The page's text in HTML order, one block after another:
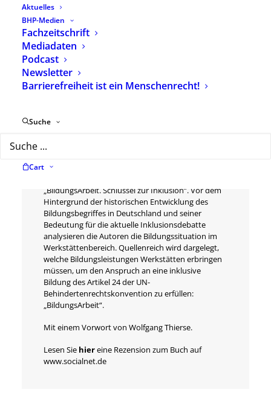
Aktuelles
BHP-Medien
Fachzeitschrift
Mediadaten
Podcast
Newsletter
Barrierefreiheit ist ein Menschenrecht!
Suche
Cart
Beschreibung
behinderte Menschen (WfbM). Sie dienen als
diese Aufgabe erfüllen und die sozialpolitischen
„BildungsArbeit. Schlüssel zur Inklusion“. Vor dem
Hintergrund der historischen Entwicklung des
Bildungsbegriffes in Deutschland und seiner
Bedeutung für die aktuelle Inklusionsdebatte
analysieren die Autoren die Bildungssituation im
Werkstättenbereich. Quellenreich wird dargelegt,
welche Bildungsleistungen Werkstätten erbringen
müssen, um den Anspruch an eine inklusive
Bildung des Artikel 24 der UN-
Behindertenrechtskonvention zu erfüllen:
„BildungsArbeit“.
Mit einem Vorwort von Wolfgang Thierse.
Lesen Sie hiereine Rezension zum Buch auf
www.socialnet.de